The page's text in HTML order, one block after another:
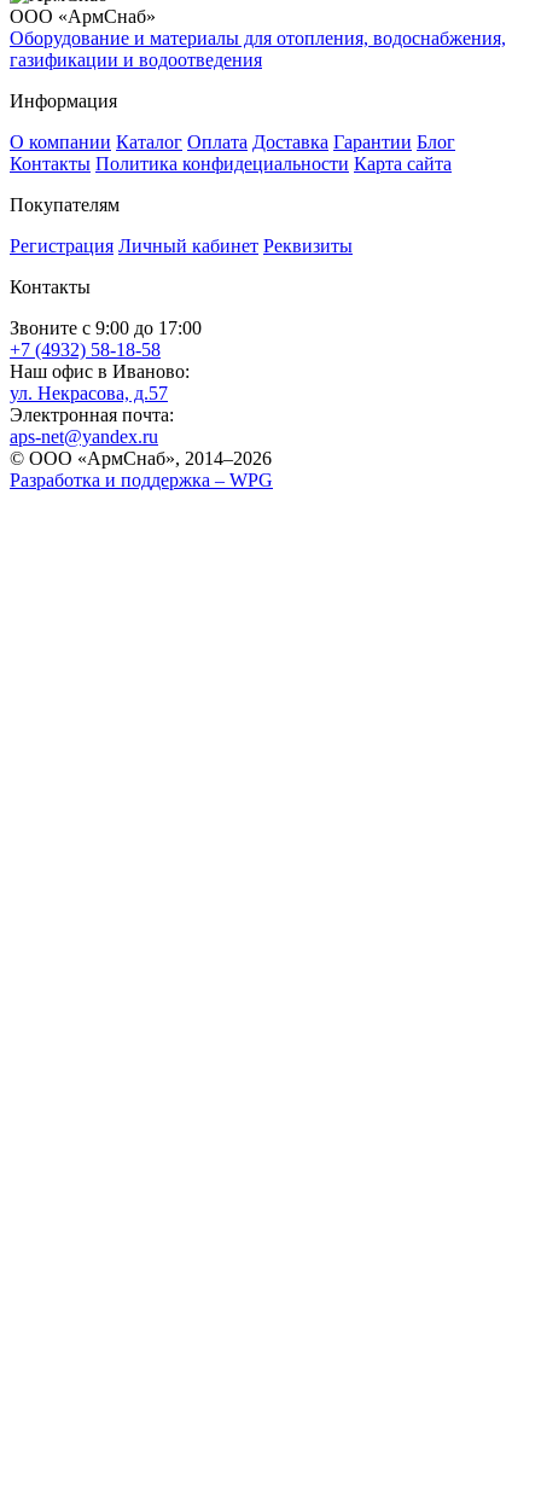
ООО «АрмСнаб»
Оборудование и материалы для отопления, водоснабжения,
газификации и водоотведения
Информация
О компании Каталог Оплата Доставка Гарантии Блог
Контакты Политика конфидециальности Карта сайта
Покупателям
Регистрация Личный кабинет Реквизиты
Контакты
Звоните с 9:00 до 17:00
+7 (4932) 58-18-58
Наш офис в Иваново:
ул. Некрасова, д.57
Электронная почта:
aps-net@yandex.ru
© ООО «АрмСнаб», 2014–2026
Разработка и поддержка – WPG